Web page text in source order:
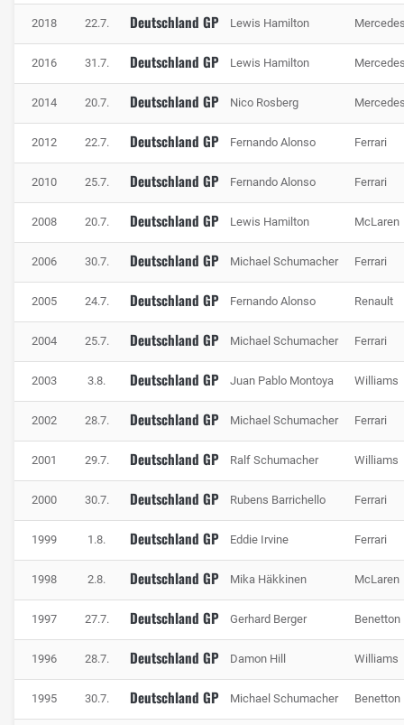
2018 22.7. Deutschland GP Lewis Hamilton
2016 31.7. Deutschland GP Lewis Hamilton
2014 20.7. Deutschland GP Nico Rosberg
2012 22.7. Deutschland GP Fernando Alonso Ferrari
2010 25.7. Deutschland GP Fernando Alonso Ferrari
2008 20.7. Deutschland GP Lewis Hamilton McLaren
2006 30.7. Deutschland GP Michael Schumacher Ferrari
2005 24.7. Deutschland GP Fernando Alonso Renault
2004 25.7. Deutschland GP Michael Schumacher Ferrari
2003 3.8. Deutschland GP Juan Pablo Montoya Williams
2002 28.7. Deutschland GP Michael Schumacher Ferrari
2001 29.7. Deutschland GP Ralf Schumacher Williams
2000 30.7. Deutschland GP Rubens Barrichello Ferrari
1999 1.8. Deutschland GP Eddie Irvine Ferrari
1998 2.8. Deutschland GP Mika Häkkinen McLaren
1997 27.7. Deutschland GP Gerhard Berger Benetton
1996 28.7. Deutschland GP Damon Hill Williams
1995 30.7. Deutschland GP Michael Schumacher Benetton